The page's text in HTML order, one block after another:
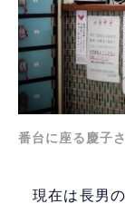
番台に座る慶子さ
現在は長男